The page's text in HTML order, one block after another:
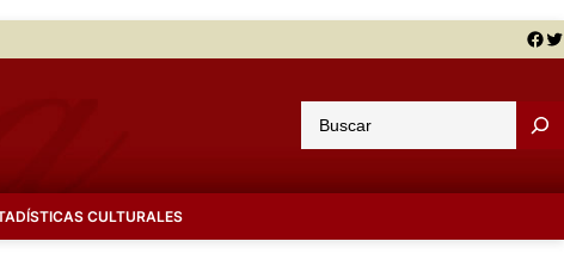
Facebook Twitter
u
a
CULTURALES